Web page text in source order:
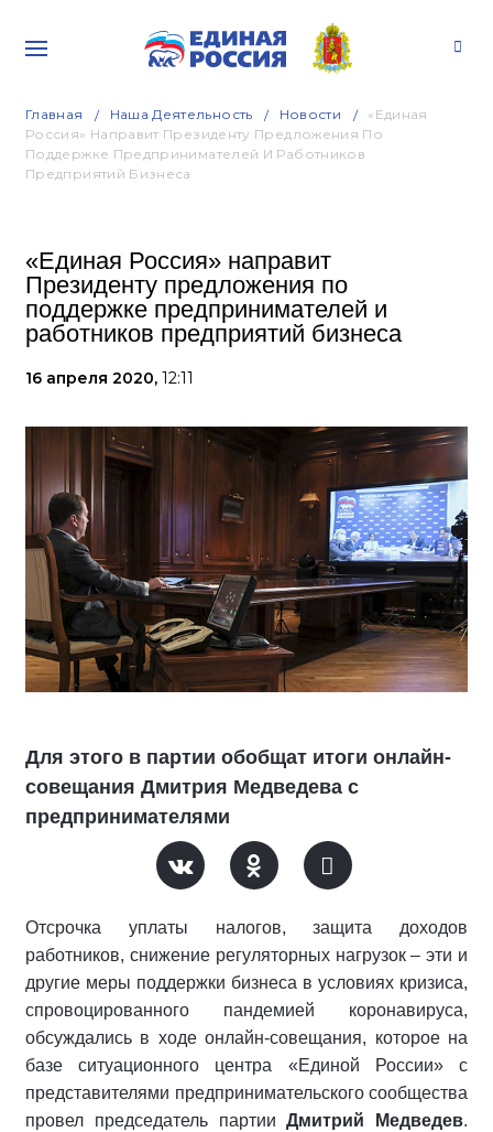
Главная Наша Деятельность Новости
«Единая
Россия» Направит Президенту Предложения По
Поддержке Предпринимателей И Работников
Предприятий Бизнеса
«Единая Россия» направит
Президенту предложения по
поддержке предпринимателей и
работников предприятий бизнеса
16 апреля 2020, 12:11
Для этого в партии обобщат итоги онлайн-
совещания Дмитрия Медведева с
предпринимателями
Отсрочка уплаты налогов, защита доходов
работников, снижение регуляторных нагрузок – эти и
другие меры поддержки бизнеса в условиях кризиса,
спровоцированного пандемией коронавируса,
обсуждались в ходе онлайн-совещания, которое на
базе ситуационного центра «Единой России» с
представителями предпринимательского сообщества
провел председатель партииДмитрий Медведев.